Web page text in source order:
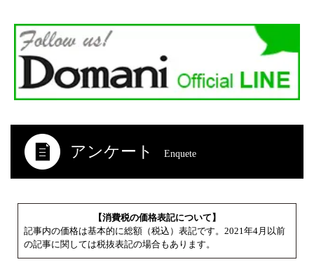
アンケート Enquete
【消費税の価格表記について】
記事内の価格は基本的に総額（税込）表記です。2021年4月以前
の記事に関しては税抜表記の場合もあります。